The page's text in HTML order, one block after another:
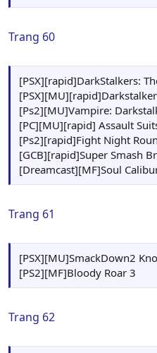
Trang 60
[PSX][rapid]DarkStalkers:
[Ps2][MU]Vampire:
[PC][MU][rapid] Assault
[Ps2][rapid]Fight Night
[GCB][rapid]Super Smash
[Dreamcast][MF]Soul
Trang 61
[PSX][MU]SmackDown2
[PS2][MF]Bloody Roar 3
Trang 62